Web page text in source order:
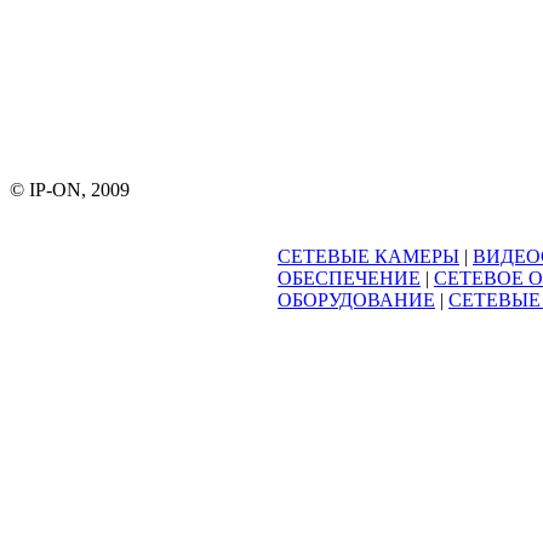
© IP-ON, 2009
СЕТЕВЫЕ КАМЕРЫ |
ОБЕСПЕЧЕНИЕ | СЕТЕВОЕ
ОБОРУДОВАНИЕ |